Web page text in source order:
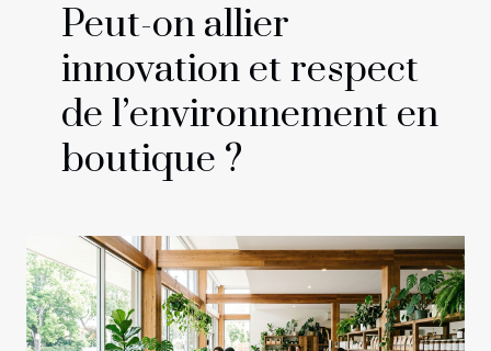
Peut-on allier
innovation et respect
de l’environnement en
boutique ?